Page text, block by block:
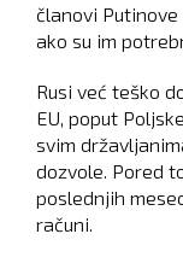
članovi
ako su im
Rusi već teško
EU, poput
svim
dozvole. Pored
poslednjih
računi.